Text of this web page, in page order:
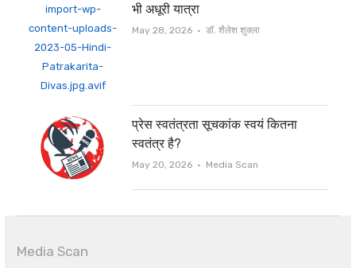
भी अधूरी यात्रा
May 28, 2026 Author
डॉ. शैलेश शुक्ला
प्रेस स्वतंत्रता सूचकांक स्वयं कितना
स्वतंत्र है?
May 20, 2026 Author
Media Scan
Media Scan